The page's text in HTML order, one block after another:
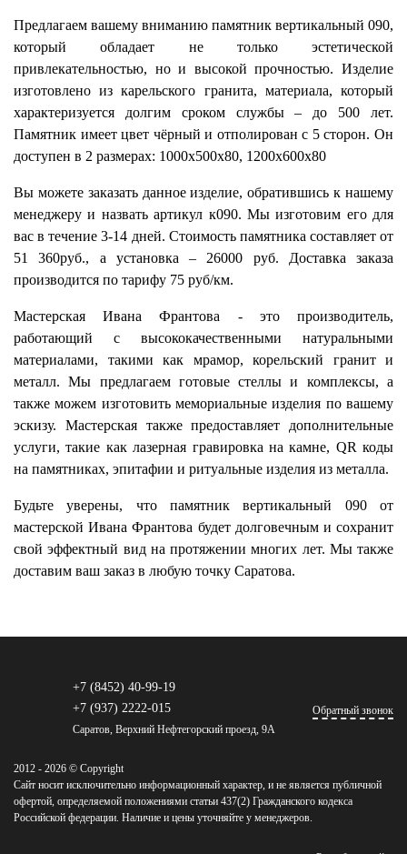
Предлагаем вашему вниманию памятник вертикальный 090,
который обладает не только эстетической
привлекательностью, но и высокой прочностью. Изделие
изготовлено из карельского гранита, материала, который
характеризуется долгим сроком службы – до 500 лет.
Памятник имеет цвет чёрный и отполирован с 5 сторон. Он
доступен в 2 размерах: 1000х500х80, 1200х600х80
Вы можете заказать данное изделие, обратившись к нашему
менеджеру и назвать артикул к090. Мы изготовим его для
вас в течение 3-14 дней. Стоимость памятника составляет от
51 360руб., а установка – 26000 руб. Доставка заказа
производится по тарифу 75 руб/км.
Мастерская Ивана Франтова - это производитель,
работающий с высококачественными натуральными
материалами, такими как мрамор, корельский гранит и
металл. Мы предлагаем готовые стеллы и комплексы, а
также можем изготовить мемориальные изделия по вашему
эскизу. Мастерская также предоставляет дополнительные
услуги, такие как лазерная гравировка на камне, QR коды
на памятниках, эпитафии и ритуальные изделия из металла.
Будьте уверены, что памятник вертикальный 090 от
мастерской Ивана Франтова будет долговечным и сохранит
свой эффектный вид на протяжении многих лет. Мы также
доставим ваш заказ в любую точку Саратова.
+7 (8452) 40-99-19
+7 (937) 2222-015
Саратов, Верхний Нефтегорский проезд, 9А
Обратный звонок
2012 - 2026 © Copyright
Сайт носит исключительно информационный характер, и не является публичной
офертой, определяемой положениями статьи 437(2) Гражданского кодекса
Российской федерации. Наличие и цены уточняйте у менеджеров.